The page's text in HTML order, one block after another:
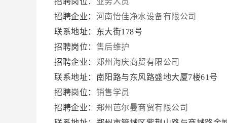
招聘企业： 河南怡佳净水设备有限公司
联系地址：东大街178号
招聘岗位： 售后维护
招聘企业： 郑州海庆商贸有限公司
联系地址：南阳路与东风路盛地大厦7楼61号
招聘岗位： 销售学员
招聘企业： 郑州芭尔曼商贸有限公司